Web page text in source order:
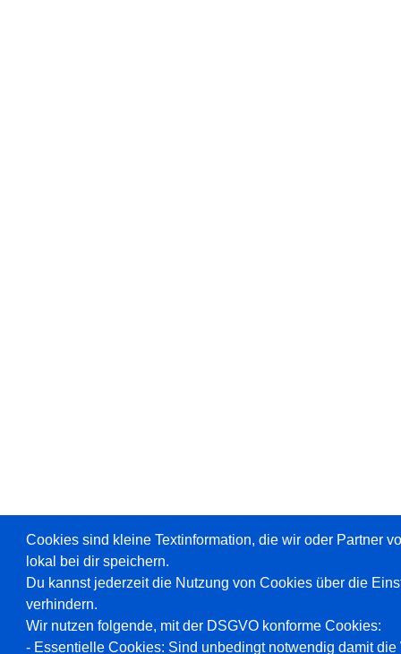
Cookies sind kleine Textinformation, die wir oder Partner
lokal bei dir speichern.
Du kannst jederzeit die Nutzung von Cookies über die
verhindern.
Wir nutzen folgende, mit der DSGVO konforme Cookies:
- Essentielle Cookies: Sind unbedingt notwendig damit